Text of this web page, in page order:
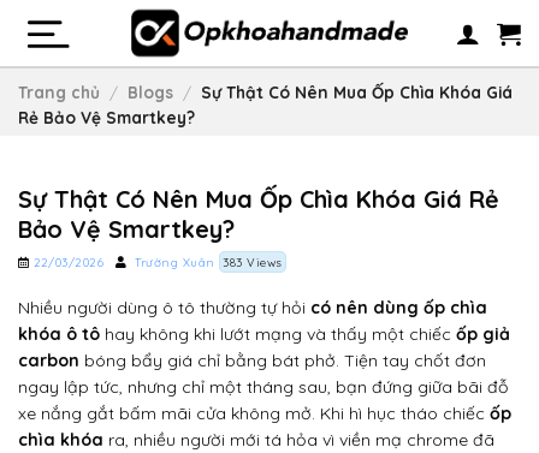
content
Trang chủ / Blogs / Sự Thật Có Nên Mua Ốp Chìa Khóa Giá
Rẻ Bảo Vệ Smartkey?
Sự Thật Có Nên Mua Ốp Chìa Khóa Giá Rẻ
Bảo Vệ Smartkey?
22/03/2026 Trường Xuân 383 Views
Nhiều người dùng ô tô thường tự hỏi có nên dùng ốp chìa
khóa ô tô hay không khi lướt mạng và thấy một chiếc ốp giả
carbon bóng bẩy giá chỉ bằng bát phở. Tiện tay chốt đơn
ngay lập tức, nhưng chỉ một tháng sau, bạn đứng giữa bãi đỗ
xe nắng gắt bấm mãi cửa không mở. Khi hì hục tháo chiếc ốp
chìa khóa ra, nhiều người mới tá hỏa vì viền mạ chrome đã